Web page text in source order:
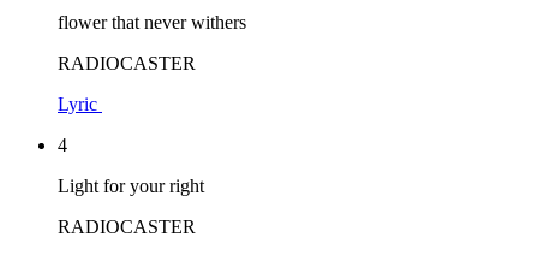
flower that never withers
RADIOCASTER
Lyric
4
Light for your right
RADIOCASTER